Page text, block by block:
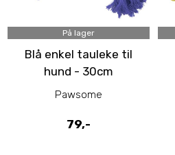
På lager
Blå enkel tauleke til
hund - 30cm
hundeleke
Pawsome
79,-